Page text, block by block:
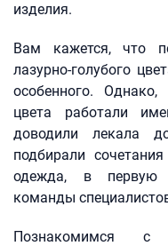
изделия.
Вам кажется, что
лазурно-голубого
особенного.
цвета работали
доводили лекала
подбирали
одежда, в первую
команды
Познакомимся с